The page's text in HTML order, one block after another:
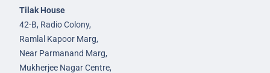
Tilak House
42-B, Radio Colony,
Ramlal Kapoor Marg,
Near Parmanand Marg,
Mukherjee Nagar Centre,